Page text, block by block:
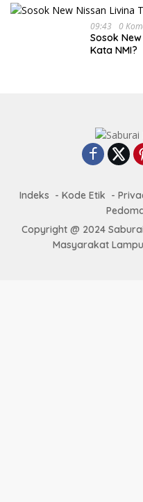
09:43
0
Sosok
Kata NMI?
Indeks Kode Etik
Copyright @ 2024
Masyarakat